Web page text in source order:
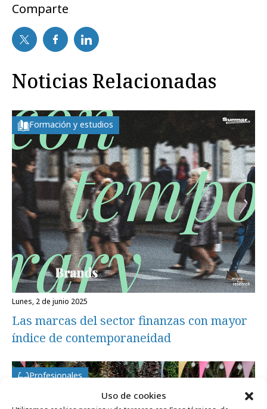
Uso de cookies
Comparte
Noticias Relacionadas
Formación y estudios
lunes, 2 de junio 2025
Las marcas del sector finanzas con mayor
índice de contemporaneidad
Profesionales